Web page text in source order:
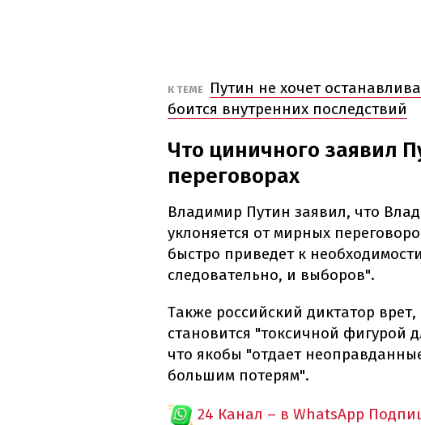
К ТЕМЕ
Путин не хочет
боится внутренних последствий
Что циничного заявил
переговорах
Владимир Путин заявил, что
уклоняется от мирных
быстро приведет к
следовательно, и выборов".
Также российский диктатор
становится "токсичной фигурой
что якобы "отдает
большим потерям".
24 Канал – в WhatsApp